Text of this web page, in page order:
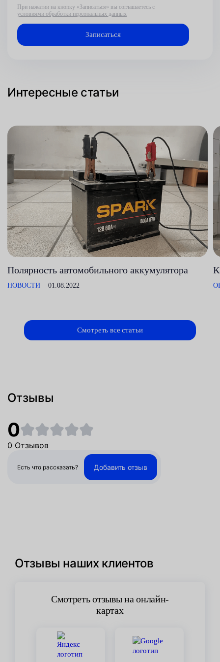
При нажатии на кнопку «Записаться» вы соглашаетесь с
условиями обработки персональных данных
Интересные статьи
Полярность автомобильного аккумулятора
НОВОСТИ 01.08.2022
Смотреть все статьи
Отзывы
0
0 Отзывов
Есть что рассказать? Добавить отзыв
Отзывы наших клиентов
Смотреть отзывы на онлайн-
картах